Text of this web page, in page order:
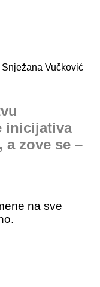
Snježana Vučković
inicijativa
zove se –
na sve